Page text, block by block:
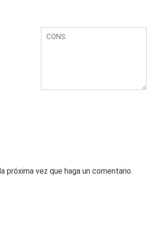
próxima vez que haga un comentario.